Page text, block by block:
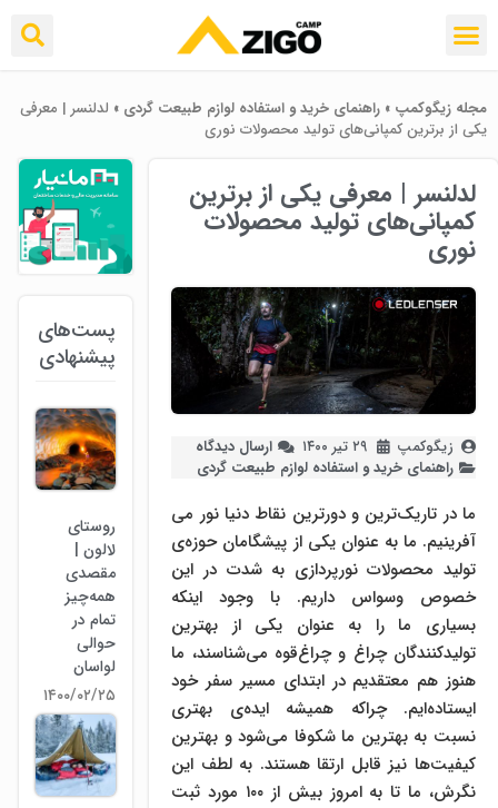
مجله زیگوکمپ » راهنمای خرید و استفاده لوازم طبیعت ‌گردی » لدلنسر | معرفی
یکی از برترین کمپانی‌های تولید محصولات نوری
لدلنسر | معرفی یکی از برترین
کمپانی‌های تولید محصولات
نوری
زیگوکمپ ۲۹ تیر ۱۴۰۰
ارسال دیدگاه
راهنمای خرید و استفاده لوازم طبیعت ‌گردی
ما در تاریک‌­ترین و دورترین نقاط دنیا نور می­‌
آفرینیم. ما به عنوان یکی از پیشگامان حوزه­‌ی
تولید محصولات نورپردازی به شدت در این
خصوص وسواس داریم. با وجود اینکه
بسیاری ما را به عنوان یکی از بهترین
تولیدکنندگان چراغ و چراغ­‌قوه می­‌شناسند، ما
هنوز هم معتقدیم در ابتدای مسیر سفر خود
ایستاده‌­ایم. چراکه همیشه ایده‌­ی بهتری
نسبت به بهترین ما شکوفا می‌­شود و بهترین
کیفیت­‌ها نیز قابل ارتقا هستند. به لطف این
نگرش، ما تا به امروز بیش از ۱۰۰ مورد ثبت
پست‌های
پیشنهادی
روستای
لالون |
مقصدی
همه‌چیز
تمام در
حوالی
لواسان
۱۴۰۰/۰۲/۲۵